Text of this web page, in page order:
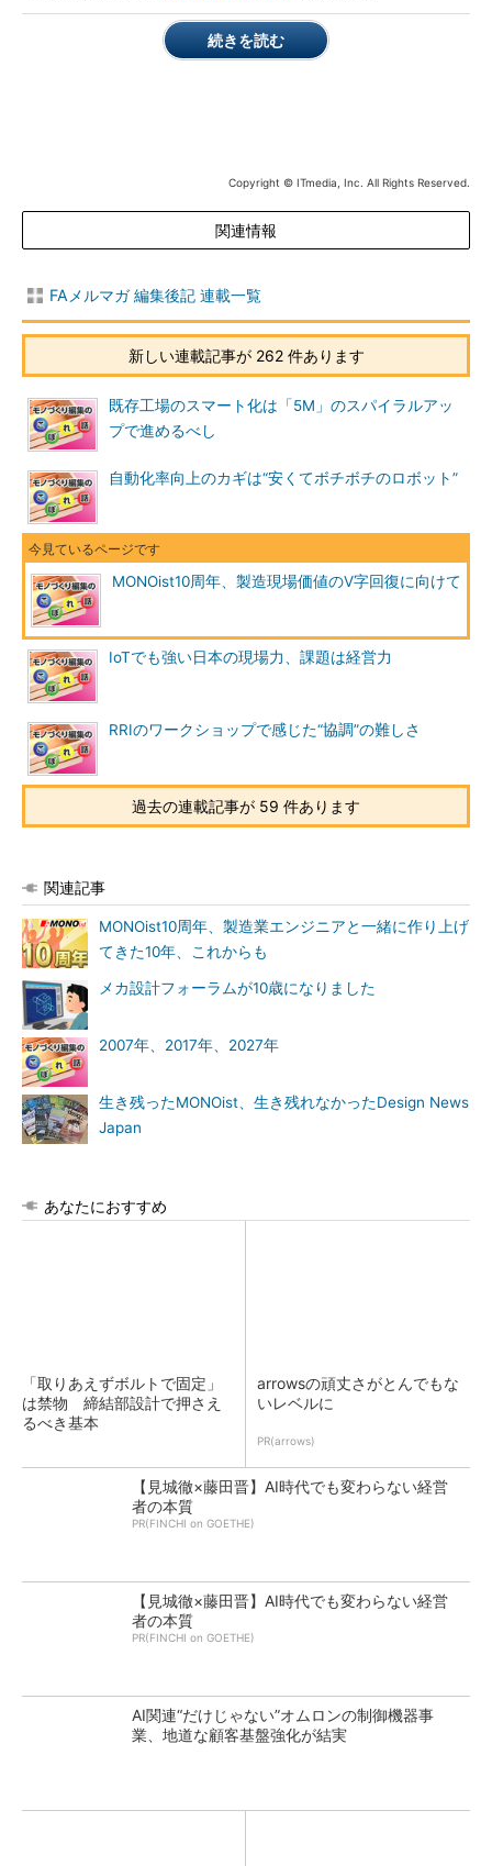
続きを読む
Copyright © ITmedia, Inc. All Rights Reserved.
関連情報
FAメルマガ 編集後記 連載一覧
新しい連載記事が 262 件あります
既存工場のスマート化は「5M」のスパイラルアッ
プで進めるべし
自動化率向上のカギは“安くてボチボチのロボット”
MONOist10周年、製造現場価値のV字回復に向けて
IoTでも強い日本の現場力、課題は経営力
RRIのワークショップで感じた“協調”の難しさ
過去の連載記事が 59 件あります
関連記事
MONOist10周年、製造業エンジニアと一緒に作り上げ
てきた10年、これからも
メカ設計フォーラムが10歳になりました
2007年、2017年、2027年
生き残ったMONOist、生き残れなかったDesign News
Japan
あなたにおすすめ
「取りあえずボルトで固定」
は禁物 締結部設計で押さえ
るべき基本
arrowsの頑丈さがとんでもな
いレベルに
PR(arrows)
【見城徹×藤田晋】AI時代でも変わらない経営
者の本質
PR(FINCHI on GOETHE)
【見城徹×藤田晋】AI時代でも変わらない経営
者の本質
PR(FINCHI on GOETHE)
AI関連“だけじゃない”オムロンの制御機器事
業、地道な顧客基盤強化が結実